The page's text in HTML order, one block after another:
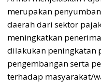
merupakan
daerah dari sektor
meningkatkan
dilakukan peningkatan
pengembangan serta
terhadap masyarakat/